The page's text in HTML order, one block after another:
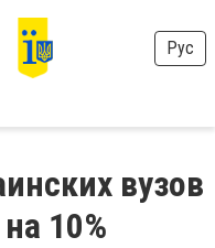
Рус
вузов
10%